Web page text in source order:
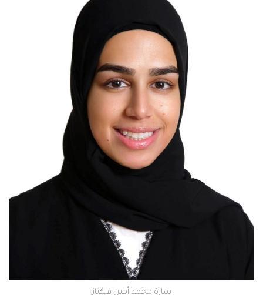
سارة محمد أمين فلكناز